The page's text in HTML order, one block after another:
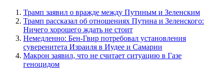
Трамп заявил о вражде между Путиным и Зеленским
Трамп рассказал об отношениях Путина и Зеленского:
Ничего хорошего ждать не стоит
Немедленно: Бен-Гвир потребовал установления
суверенитета Израиля в Иудее и Самарии
Макрон заявил, что не считает ситуацию в Газе
геноцидом